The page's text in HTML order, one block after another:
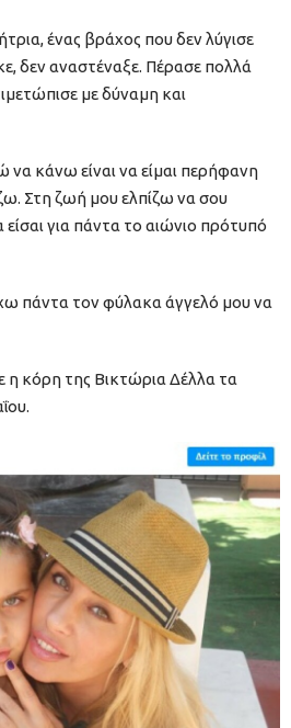
ένας βράχος που δεν λύγισε
δεν αναστέναξε. Πέρασε πολλά
με δύναμη και
κάνω είναι να είμαι περήφανη
Στη ζωή μου ελπίζω να σου
για πάντα το αιώνιο πρότυπό
πάντα τον φύλακα άγγελό μου να
η κόρη της Βικτώρια Δέλλα τα